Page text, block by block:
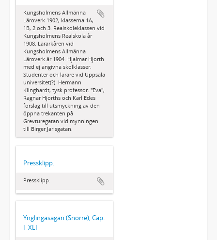
Kungsholmens Allmänna
Läroverk 1902, klasserna 1A,
1B, 2 och 3. Realskoleklassen vid
Kungsholmens Realskola år
1908. Lärarkåren vid
Kungsholmens Allmänna
Läroverk år 1904. Hjalmar Hjorth
med ej angivna skolklasser.
Studenter och lärare vid Uppsala
universitet(?). Hermann
Klinghardt, tysk professor. "Eva",
Ragnar Hjorths och Karl Edes
förslag till utsmyckning av den
öppna trekanten på
Grevturegatan vid mynningen
till Birger Jarlsgatan.
Pressklipp.
Pressklipp.
Ynglingasagan (Snorre), Cap.
I  XLI